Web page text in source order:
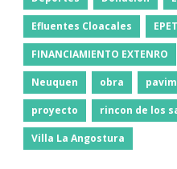
Efluentes Cloacales EPET
FINANCIAMIENTO EXTENRO
Neuquen obra
proyecto rincon de los
Villa La Angostura